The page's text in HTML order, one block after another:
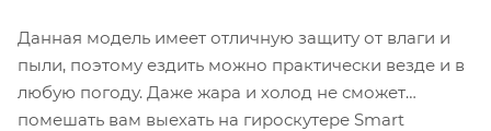
Данная модель имеет отличную защиту от влаги и
пыли, поэтому ездить можно практически везде и в
любую погоду. Даже жара и холод не сможет
помешать вам выехать на гироскутере Smart